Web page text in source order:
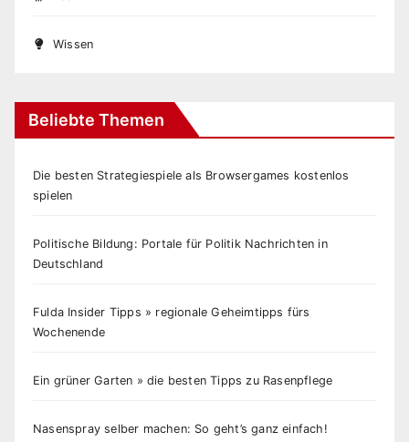
Wissen
Beliebte Themen
Die besten Strategiespiele als Browsergames kostenlos
spielen
Politische Bildung: Portale für Politik Nachrichten in
Deutschland
Fulda Insider Tipps » regionale Geheimtipps fürs
Wochenende
Ein grüner Garten » die besten Tipps zu Rasenpflege
Nasenspray selber machen: So geht’s ganz einfach!